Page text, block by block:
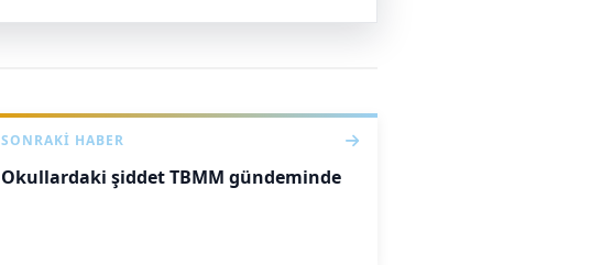
SONRAKI HABER
Okullardaki şiddet TBMM gündeminde